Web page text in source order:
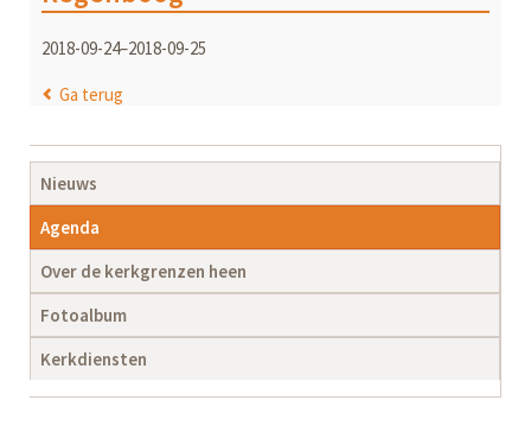
2018-09-24–2018-09-25
Ga terug
Navigatie
overslaan
Nieuws
Agenda
Over de kerkgrenzen heen
Fotoalbum
Kerkdiensten